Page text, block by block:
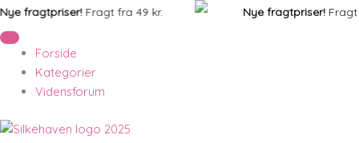
Gå
til
indholdet
fragtpriser!Fragt fra 49 kr. Nye fragtpriser!Fragt fra
Forside
Kategorier
Vidensforum